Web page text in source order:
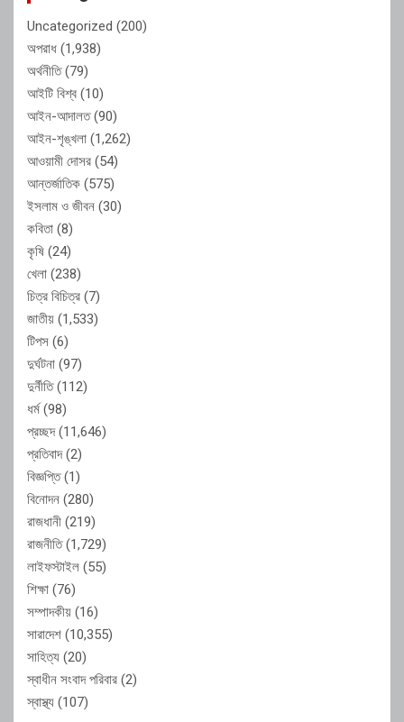
Uncategorized (200)
অপরাধ (1,938)
অর্থনীতি(79)
আইটি বিশ্ব (10)
আইন-আদালত(90)
আইন-শৃঙ্খলা (1,262)
আওয়ামী দোসর (54)
আন্তর্জাতিক (575)
ইসলাম ও জীবন (30)
কবিতা (8)
কৃষি (24)
খেলা (238)
চিত্র বিচিত্র (7)
জাতীয় (1,533)
টিপস (6)
দুর্ঘটনা (97)
দুর্নীতি(112)
ধর্ম (98)
প্রচ্ছদ(11,646)
প্রতিবাদ(2)
বিজ্ঞপ্তি(1)
বিনোদন (280)
রাজধানী (219)
রাজনীতি(1,729)
লাইফস্টাইল (55)
শিক্ষা (76)
সম্পাদকীয় (16)
সারাদেশ (10,355)
সাহিত্য (20)
স্বাধীন সংবাদ পরিবার (2)
স্বাস্থ্য (107)